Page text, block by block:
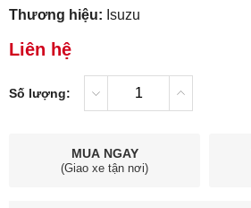
Thương hiệu: Isuzu
Liên hệ
Số lượng:
MUA NGAY
(Giao xe tận nơi)